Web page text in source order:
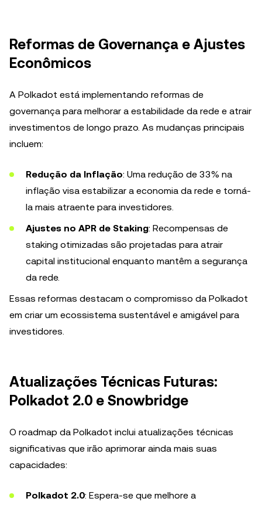
Reformas de Governança e Ajustes
Econômicos
A Polkadot está implementando reformas de
governança para melhorar a estabilidade da rede e atrair
investimentos de longo prazo. As mudanças principais
incluem:
Redução da Inflação: Uma redução de 33% na
inflação visa estabilizar a economia da rede e torná-
la mais atraente para investidores.
Ajustes no APR de Staking: Recompensas de
staking otimizadas são projetadas para atrair
capital institucional enquanto mantêm a segurança
da rede.
Essas reformas destacam o compromisso da Polkadot
em criar um ecossistema sustentável e amigável para
investidores.
Atualizações Técnicas Futuras:
Polkadot 2.0 e Snowbridge
O roadmap da Polkadot inclui atualizações técnicas
significativas que irão aprimorar ainda mais suas
capacidades:
Polkadot 2.0: Espera-se que melhore a